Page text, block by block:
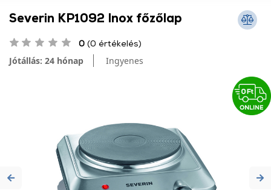
Severin KP1092 Inox főzőlap
0 (0 értékelés)
Jótállás: 24 hónap Ingyenes
Previous